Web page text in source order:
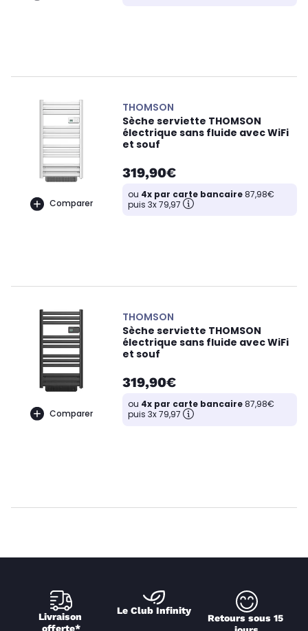
Comparer
THOMSON
Sèche serviette THOMSON
électrique sans fluide avec WiFi
et souf
319,90€
ou 4x par carte bancaire87,98€
puis 3x 79,97
Comparer
THOMSON
Sèche serviette THOMSON
électrique sans fluide avec WiFi
et souf
319,90€
ou 4x par carte bancaire87,98€
puis 3x 79,97
Livraison
offerte*
Le Club Infinity
Retours sous 15